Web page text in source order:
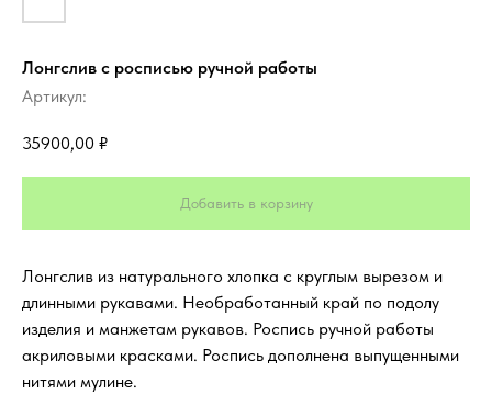
Лонгслив с росписью ручной работы
Артикул:
35900,00 ₽
Добавить в корзину
Лонгслив из натурального хлопка с круглым вырезом и
длинными рукавами. Необработанный край по подолу
изделия и манжетам рукавов. Роспись ручной работы
акриловыми красками. Роспись дополнена выпущенными
нитями мулине.